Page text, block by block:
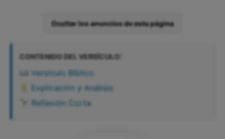
Ocultar los anuncios de esta página
CONTENIDO DEL VERSÍCULO:
Versículo Bíblico
Explicación y Análisis
Reflexión Corta